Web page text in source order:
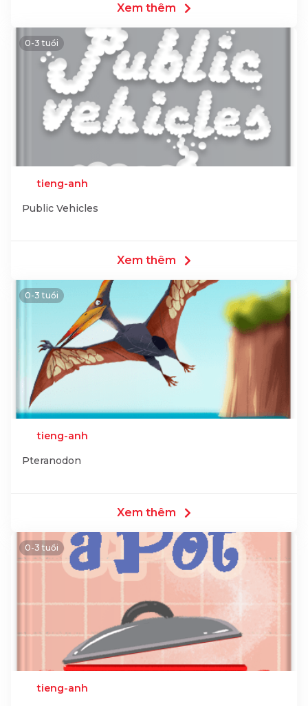
Xem thêm
0-3 tuổi
tieng-anh
Public Vehicles
Xem thêm
0-3 tuổi
tieng-anh
Pteranodon
Xem thêm
0-3 tuổi
tieng-anh